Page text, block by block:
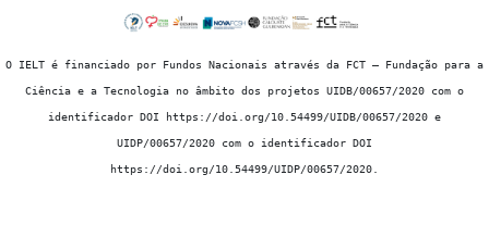
O IELT é financiado por Fundos Nacionais através da FCT – Fundação para a
Ciência e a Tecnologia no âmbito dos projetos UIDB/00657/2020 com o
identificador DOI https://doi.org/10.54499/UIDB/00657/2020 e
UIDP/00657/2020 com o identificador DOI
https://doi.org/10.54499/UIDP/00657/2020.